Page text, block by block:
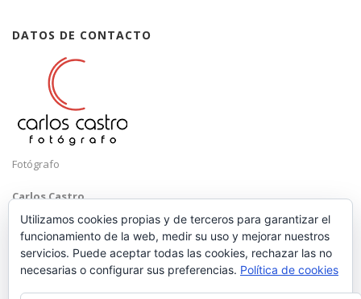
DATOS DE CONTACTO
Fotógrafo
Carlos Castro
Málaga
Mobile: +34 652 83 71 98
hola@carloscastrofotografo.com
Utilizamos cookies propias y de terceros para garantizar el
funcionamiento de la web, medir su uso y mejorar nuestros
servicios. Puede aceptar todas las cookies, rechazar las no
necesarias o configurar sus preferencias. Política de cookies